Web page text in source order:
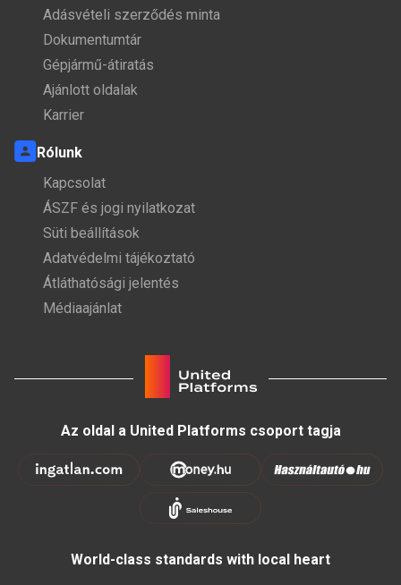
Adásvételi szerződés minta
Dokumentumtár
Gépjármű-átiratás
Ajánlott oldalak
Karrier
Rólunk
Kapcsolat
ÁSZF és jogi nyilatkozat
Süti beállítások
Adatvédelmi tájékoztató
Átláthatósági jelentés
Médiaajánlat
Az oldal a United Platforms csoport tagja
World-class standards with local heart